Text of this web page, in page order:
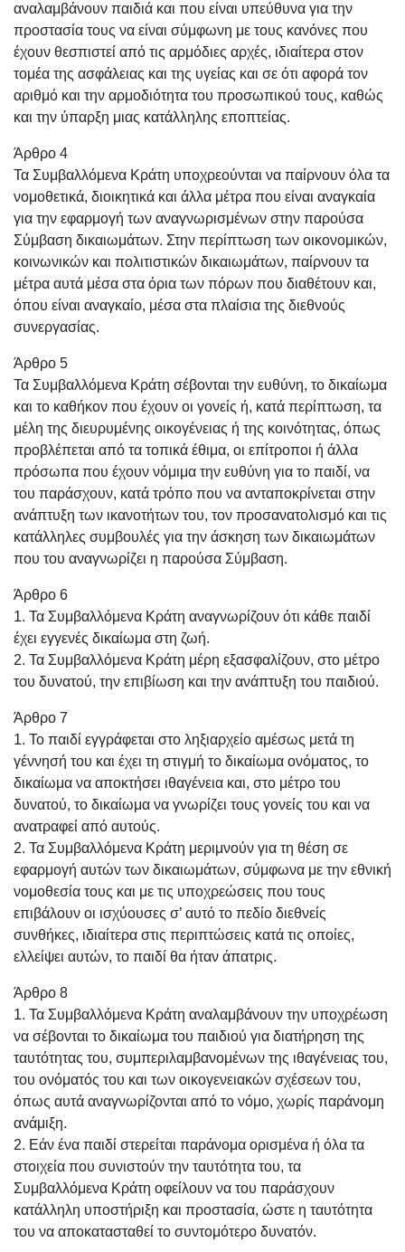
αναλαμβάνουν παιδιά και που είναι υπεύθυνα για την
προστασία τους να είναι σύμφωνη με τους κανόνες που
έχουν θεσπιστεί από τις αρμόδιες αρχές, ιδιαίτερα στον
τομέα της ασφάλειας και της υγείας και σε ότι αφορά τον
αριθμό και την αρμοδιότητα του προσωπικού τους, καθώς
και την ύπαρξη μιας κατάλληλης εποπτείας.
Άρθρο 4
Τα Συμβαλλόμενα Κράτη υποχρεούνται να παίρνουν όλα τα
νομοθετικά, διοικητικά και άλλα μέτρα που είναι αναγκαία
για την εφαρμογή των αναγνωρισμένων στην παρούσα
Σύμβαση δικαιωμάτων. Στην περίπτωση των οικονομικών,
κοινωνικών και πολιτιστικών δικαιωμάτων, παίρνουν τα
μέτρα αυτά μέσα στα όρια των πόρων που διαθέτουν και,
όπου είναι αναγκαίο, μέσα στα πλαίσια της διεθνούς
συνεργασίας.
Άρθρο 5
Τα Συμβαλλόμενα Κράτη σέβονται την ευθύνη, το δικαίωμα
και το καθήκον που έχουν οι γονείς ή, κατά περίπτωση, τα
μέλη της διευρυμένης οικογένειας ή της κοινότητας, όπως
προβλέπεται από τα τοπικά έθιμα, οι επίτροποι ή άλλα
πρόσωπα που έχουν νόμιμα την ευθύνη για το παιδί, να
του παράσχουν, κατά τρόπο που να ανταποκρίνεται στην
ανάπτυξη των ικανοτήτων του, τον προσανατολισμό και τις
κατάλληλες συμβουλές για την άσκηση των δικαιωμάτων
που του αναγνωρίζει η παρούσα Σύμβαση.
Άρθρο 6
1. Τα Συμβαλλόμενα Κράτη αναγνωρίζουν ότι κάθε παιδί
έχει εγγενές δικαίωμα στη ζωή.
2. Τα Συμβαλλόμενα Κράτη μέρη εξασφαλίζουν, στο μέτρο
του δυνατού, την επιβίωση και την ανάπτυξη του παιδιού.
Άρθρο 7
1. Το παιδί εγγράφεται στο ληξιαρχείο αμέσως μετά τη
γέννησή του και έχει τη στιγμή το δικαίωμα ονόματος, το
δικαίωμα να αποκτήσει ιθαγένεια και, στο μέτρο του
δυνατού, το δικαίωμα να γνωρίζει τους γονείς του και να
ανατραφεί από αυτούς.
2. Τα Συμβαλλόμενα Κράτη μεριμνούν για τη θέση σε
εφαρμογή αυτών των δικαιωμάτων, σύμφωνα με την εθνική
νομοθεσία τους και με τις υποχρεώσεις που τους
επιβάλουν οι ισχύουσες σ’ αυτό το πεδίο διεθνείς
συνθήκες, ιδιαίτερα στις περιπτώσεις κατά τις οποίες,
ελλείψει αυτών, το παιδί θα ήταν άπατρις.
Άρθρο 8
1. Τα Συμβαλλόμενα Κράτη αναλαμβάνουν την υποχρέωση
να σέβονται το δικαίωμα του παιδιού για διατήρηση της
ταυτότητας του, συμπεριλαμβανομένων της ιθαγένειας του,
του ονόματός του και των οικογενειακών σχέσεων του,
όπως αυτά αναγνωρίζονται από το νόμο, χωρίς παράνομη
ανάμιξη.
2. Εάν ένα παιδί στερείται παράνομα ορισμένα ή όλα τα
στοιχεία που συνιστούν την ταυτότητα του, τα
Συμβαλλόμενα Κράτη οφείλουν να του παράσχουν
κατάλληλη υποστήριξη και προστασία, ώστε η ταυτότητα
του να αποκατασταθεί το συντομότερο δυνατόν.